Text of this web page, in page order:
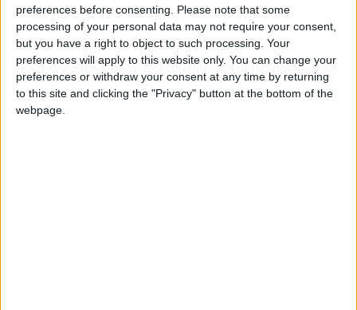
preferences before consenting.
Please note that some
processing of your personal data may not require your consent,
but you have a right to object to such processing. Your
preferences will apply to this website only. You can change your
preferences or withdraw your consent at any time by returning
to this site and clicking the "Privacy" button at the bottom of the
webpage.
Cocina con sello
Genestra
La propuesta gastronómica de Lío Mallorca
lleva la firma del reconocido chef Andreu